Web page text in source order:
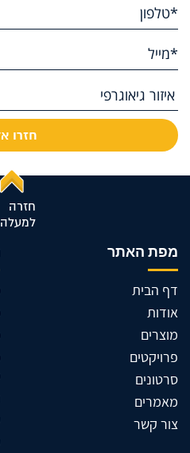
חזרה
למעלה
מפת האתר
דף הבית
אודות
מוצרים
פרויקטים
סרטונים
מאמרים
צור קשר